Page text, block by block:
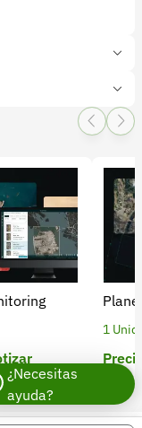
0 %
1
¿Necesitas
ayuda?